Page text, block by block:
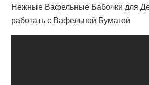
Нежные Вафельные Бабочки для
работать с Вафельной Бумагой